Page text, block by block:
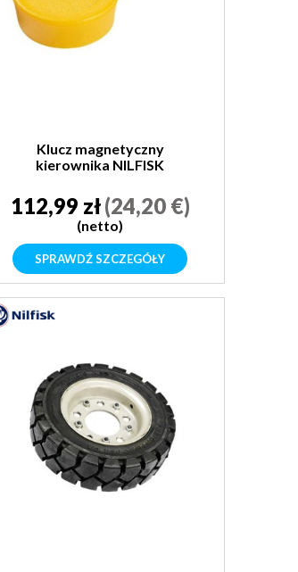
Klucz magnetyczny
kierownika NILFISK
112,99 zł(24,20 €)
(netto)
SPRAWDŹ SZCZEGÓŁY